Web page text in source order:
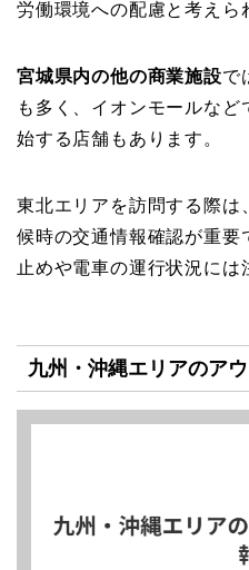
労働環境への配慮と考えら
宮城県内の他の商業施設で
も多く、イオンモールな
始する店舗もあります。
東北エリアを訪問する際は、
候時の交通情報確認が重要
止めや電車の運行状況には
九州・沖縄エリアのア